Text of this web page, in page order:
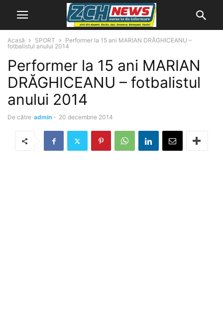
Acasă SPORT
Performer la 15 ani MARIAN DRĂGHICEANU –
fotbalistul anului 2014
Performer la 15 ani MARIAN
DRĂGHICEANU – fotbalistul
anului 2014
De către admin - 20 decembrie 2014